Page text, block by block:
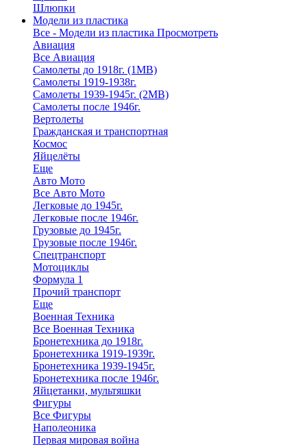
Шлюпки
Модели из пластика
Все - Модели из пластика Просмотреть
Авиация
Все Авиация
Самолеты до 1918г. (1МВ)
Самолеты 1919-1938г.
Самолеты 1939-1945г. (2МВ)
Самолеты после 1946г.
Вертолеты
Гражданская и транспортная
Космос
Яйцелёты
Еще
Авто Мото
Все Авто Мото
Легковые до 1945г.
Легковые после 1946г.
Грузовые до 1945г.
Грузовые после 1946г.
Спецтранспорт
Мотоциклы
Формула 1
Прочий транспорт
Еще
Военная Техника
Все Военная Техника
Бронетехника до 1918г.
Бронетехника 1919-1939г.
Бронетехника 1939-1945г.
Бронетехника после 1946г.
Яйцетанки, мультяшки
Фигуры
Все Фигуры
Наполеоника
Первая мировая война